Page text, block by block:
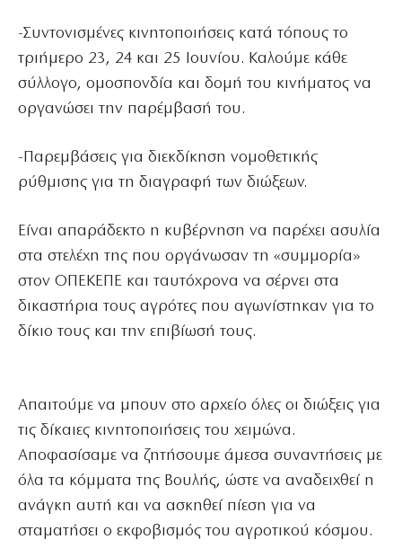
-Συντονισμένες κινητοποιήσεις κατά τόπους το
τριήμερο 23, 24 και 25 Ιουνίου. Καλούμε κάθε
σύλλογο, ομοσπονδία και δομή του κινήματος να
οργανώσει την παρέμβασή του.
-Παρεμβάσεις για διεκδίκηση νομοθετικής
ρύθμισης για τη διαγραφή των διώξεων.
Eίναι απαράδεκτο η κυβέρνηση να παρέχει ασυλία
στα στελέχη της που οργάνωσαν τη «συμμορία»
στον ΟΠΕΚΕΠΕ και ταυτόχρονα να σέρνει στα
δικαστήρια τους αγρότες που αγωνίστηκαν για το
δίκιο τους και την επιβίωσή τους.
Απαιτούμε να μπουν στο αρχείο όλες οι διώξεις για
τις δίκαιες κινητοποιήσεις του χειμώνα.
Αποφασίσαμε να ζητήσουμε άμεσα συναντήσεις με
όλα τα κόμματα της Βουλής, ώστε να αναδειχθεί η
ανάγκη αυτή και να ασκηθεί πίεση για να
σταματήσει ο εκφοβισμός του αγροτικού κόσμου.